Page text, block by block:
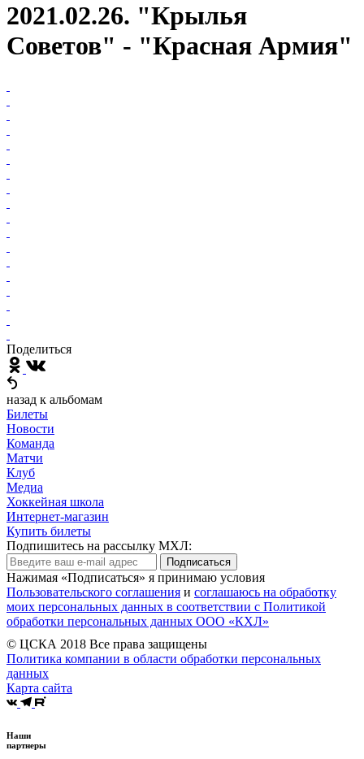
2021.02.26. "Крылья
Советов" - "Красная Армия"
Поделиться
назад к альбомам
Билеты
Новости
Команда
Матчи
Клуб
Медиа
Хоккейная школа
Интернет-магазин
Купить билеты
Подпишитесь на рассылку МХЛ:
Подписаться
Нажимая «Подписаться» я принимаю условия
Пользовательского соглашения и соглашаюсь на обработку
моих персональных данных в соответствии с Политикой
обработки персональных данных ООО «КХЛ»
© ЦСКА 2018 Все права защищены
Политика компании в области обработки персональных
данных
Карта сайта
Наши
партнеры